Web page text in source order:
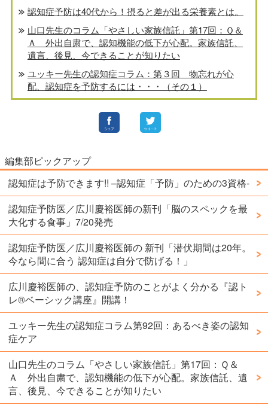
認知症予防は40代から！摂ると差が出る栄養素とは。
山口先生のコラム「やさしい家族信託」第17回：Ｑ＆
Ａ 外出自粛で、認知機能の低下が心配。家族信託、
遺言、後見、今できることが知りたい
ユッキー先生の認知症コラム：第３回 物忘れが心
配、認知症を予防するには・・・（その１）
編集部ピックアップ
認知症は予防できます!! –認知症「予防」のための3資格-
認知症予防医／広川慶裕医師の新刊「脳のスペックを最
大化する食事」7/20発売
認知症予防医／広川慶裕医師の 新刊「潜伏期間は20年。
今なら間に合う 認知症は自分で防げる！」
広川慶裕医師の、認知症予防のことがよく分かる『認ト
レ®️ベーシック講座』開講！
ユッキー先生の認知症コラム第92回：あるべき姿の認知
症ケア
山口先生のコラム「やさしい家族信託」第17回：Ｑ＆
Ａ 外出自粛で、認知機能の低下が心配。家族信託、遺
言、後見、今できることが知りたい